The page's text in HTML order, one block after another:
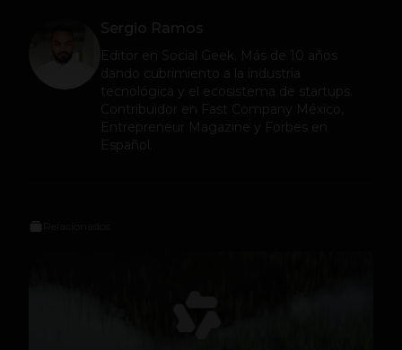
Sergio Ramos
Editor en Social Geek
. Más de 10 años
dando cubrimiento a la industria
tecnológica y el ecosistema de startups.
Contribuidor en Fast Company México,
Entrepreneur Magazine y Forbes en
Español.